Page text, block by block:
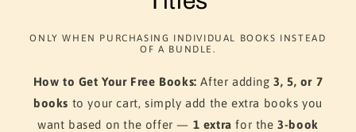
ONLY WHEN PURCHASING INDIVIDUAL BOOKS INSTEAD
OF A BUNDLE.
How to Get Your Free Books: After adding3, 5, or 7
books to your cart, simply add the extra books you
want based on the offer — 1 extra for the3-book